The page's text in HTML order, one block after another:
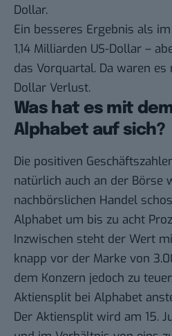
Dollar.
Ein besseres Ergebnis als
1,14 Milliarden US-Dollar –
das Vorquartal. Da waren
Dollar Verlust.
Was hat es mit
Alphabet auf sich?
Die positiven
natürlich auch an der Börse
nachbörslichen Handel
Alphabet um bis zu acht
Inzwischen steht der Wert
knapp vor der Marke von
dem Konzern jedoch zu
Aktiensplit bei Alphabet
Der Aktiensplit wird am 15.